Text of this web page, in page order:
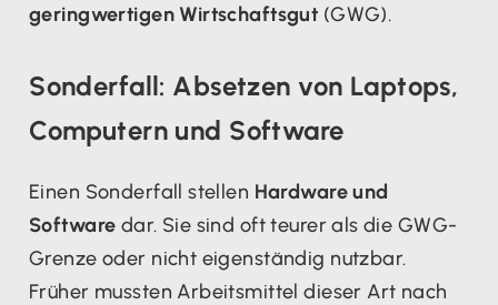
geringwertigen Wirtschaftsgut (GWG).
Sonderfall: Absetzen von Laptops,
Computern und Software
Einen Sonderfall stellen Hardware und
Software dar. Sie sind oft teurer als die GWG-
Grenze oder nicht eigenständig nutzbar.
Früher mussten Arbeitsmittel dieser Art nach